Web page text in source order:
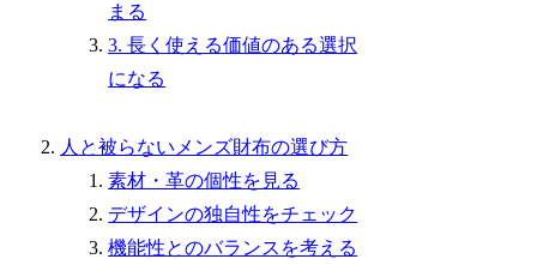
まる
3. 長く使える価値のある選択
になる
人と被らないメンズ財布の選び方
素材・革の個性を見る
デザインの独自性をチェック
機能性とのバランスを考える